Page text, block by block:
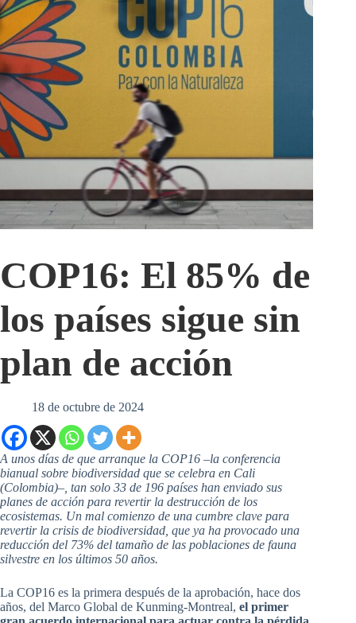
COP16: El 85% de
los países sigue sin
plan de acción
18 de octubre de 2024
A unos días de que arranque la COP16 –la conferencia
bianual sobre biodiversidad que se celebra en Cali
(Colombia)–, tan solo 33 de 196 países han enviado sus
planes de acción para revertir la destrucción de los
ecosistemas. Un mal comienzo de una cumbre clave para
revertir la crisis de biodiversidad, que ya ha provocado una
reducción del 73% del tamaño de las poblaciones de fauna
silvestre en los últimos 50 años.
La COP16 es la primera después de la aprobación, hace dos
años, del Marco Global de Kunming-Montreal, el primer